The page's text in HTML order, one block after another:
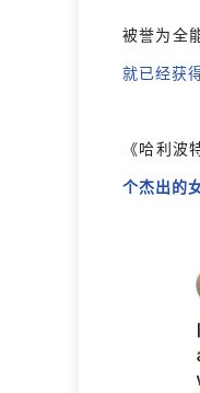
被誉为全
就已经获
《哈利波
个杰出的